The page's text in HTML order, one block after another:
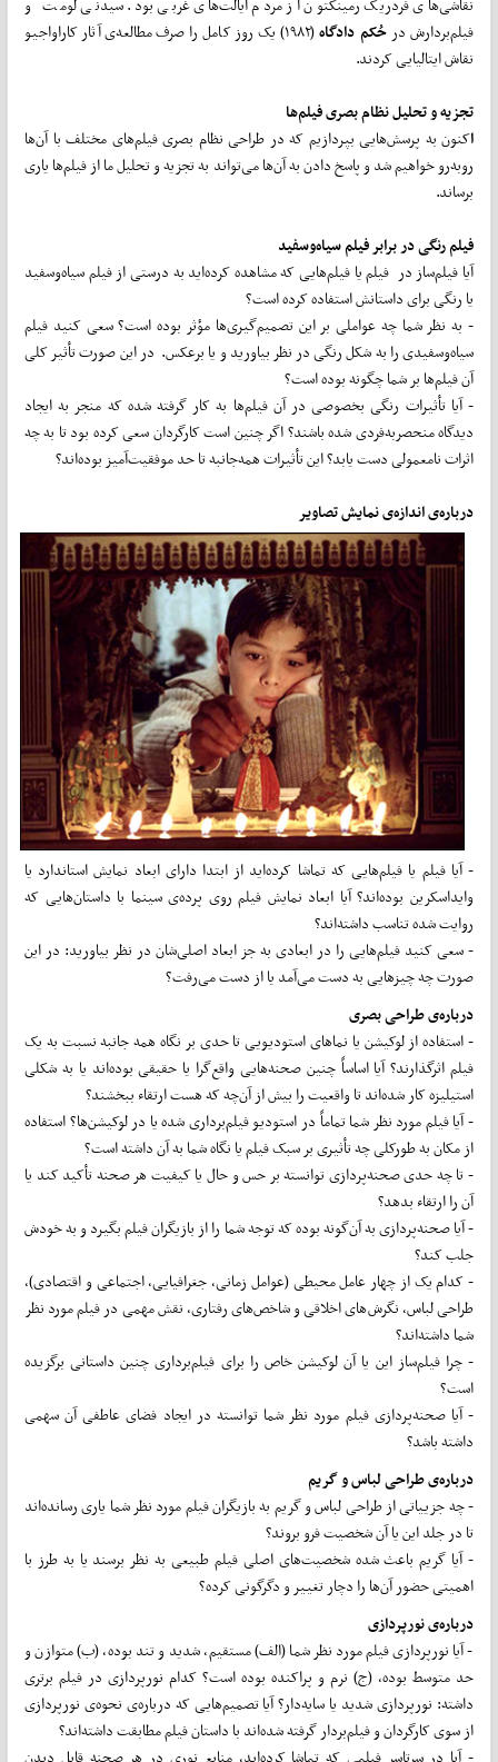
نقاشی‌های فردریک رمینگتون از مردم ایالت‌های غربی بود. سیدنی لومت و
فیلم‌بردارش در حُکم دادگاه
(۱۹۸۲) یک روز کامل را صرف مطالعه‌ی آثار کاراواجیو
نقاش ایتالیایی کردند.
تجزیه و تحلیل نظام بصری فیلم‌ها
کنون به پرسش‌هایی بپردازیم که در طراحی نظام بصری فیلم‌های مختلف با آن‌ها
رو‌به‌رو خواهیم شد و پاسخ دادن به آن‌ها می‌تواند به تجزیه و تحلیل ما از فیلم‌ها یاری
برساند.
فیلم رنگی در برابر فیلم سیاه‌وسفید
آیا فیلم‌ساز در فیلم یا فیلم‌هایی که مشاهده کرده‌اید به درستی از فیلم سیاه‌وسفید
یا رنگی برای داستانش استفاده کرده است؟
- به نظر شما چه عواملی بر این تصمیم‌گیری‌ها مؤثر بوده است؟ سعی کنید فیلم
سیاه‌وسفیدی را به شکل رنگی در نظر بیاورید و یا برعکس. در این صورت تأثیر کلی
آن فیلم‌ها بر شما چگونه بوده است؟
- آیا تأثیرات رنگی بخصوصی در آن فیلم‌ها به کار گرفته شده‌‌ که منجر به ایجاد
دیدگاه منحصر‌به‌فردی شده باشند؟ اگر چنین است کارگردان سعی کرده بود تا به چه
اثرات نامعمولی دست یابد؟ این تأثیرات همه‌جانبه تا حد موفقیت‌آمیز بوده‌اند؟
درباره‌ی اندازه‌ی نمایش تصاویر
- آیا فیلم‌ یا فیلم‌هایی که تماشا کرده‌اید از ابتدا دارای ابعاد نمایش استاندارد یا
واید‌اسکرین بوده‌اند؟ آیا ابعاد نمایش فیلم‌ روی پرده‌ی سینما با داستان‌هایی که
روایت شده تناسب داشته‌اند؟
- سعی کنید فیلم‌هایی را در ابعادی به جز ابعاد اصلی‌شان در نظر بیاورید: در این
صورت چه چیز‌هایی به دست می‌آمد یا از دست می‌رفت؟
درباره‌ی طراحی بصری
- استفاده از لوکیشن یا نماهای استودیویی تا حدی بر نگاه همه جانبه نسبت به یک
فیلم اثرگذارند؟ آیا اساساً چنین صحنه‌هایی واقع‌گرا یا حقیقی بوده‌‌اند یا به شکلی
استیلیزه کار شده‌اند تا واقعیت را بیش از آن‌چه که هست ارتقاء ببخشند؟
- آیا فیلم مورد نظر شما تماماً در استودیو فیلم‌برداری شده یا در لوکیشن‌ها؟ استفاده
از مکان به طور‌کلی چه تأثیری بر سبک فیلم یا نگاه شما به آن داشته است؟
- تا چه حدی صحنه‌پردازی توانسته بر حس و حال یا کیفیت هر صحنه تأکید کند یا
آن را ارتقاء بدهد؟
- آیا صحنه‌پردازی به آن‌گونه بوده که توجه شما را از بازیگران فیلم بگیرد و به خودش
جلب کند؟
- کدام یک از چهار عامل محیطی (عوامل زمانی، جغرافیایی، اجتماعی و اقتصادی)،
طراحی لباس، نگرش‌های اخلاقی و شاخص‌های رفتاری، نقش مهمی در فیلم مورد نظر
شما داشته‌اند؟
- چرا فیلم‌ساز این یا آن لوکیشن خاص را برای فیلم‌برداری چنین داستانی برگزیده
است؟
- آیا صحنه‌پردازی فیلم مورد نظر شما توانسته در ایجاد فضای عاطفی آن سهمی
داشته باشد؟
درباره‌ی طراحی لباس و گریم
- چه جزییاتی از طراحی لباس و گریم به بازیگران فیلم مورد نظر شما یاری رسانده‌اند
تا در جلد این یا آن شخصیت فرو بروند؟
- آیا گریم باعث شده شخصیت‌های اصلی فیلم طبیعی به نظر برسند یا به طرز با
اهمیتی حضور آن‌ها را دچار تغییر و دگرگونی کرده؟
درباره‌ی نورپردازی
- آیا نورپردازی فیلم مورد نظر شما (الف) مستقیم، شدید و تند بوده، (ب) متوازن و
حد متوسط بوده، (ج) نرم و پراکنده بوده است؟ کدام نور‌پردازی در فیلم برتری
داشته: نورپردازی شدید یا سایه‌دار؟ آیا تصمیم‌هایی که درباره‌ی نحوه‌ی نورپردازی
از سوی کارگردان و فیلم‌بردار گرفته شده‌اند با داستان فیلم مطابقت داشته‌اند؟
- آیا در سرتاسر فیلمی که تماشا کرده‌‌اید، منابع نوری در هر صحنه قابل دیدن